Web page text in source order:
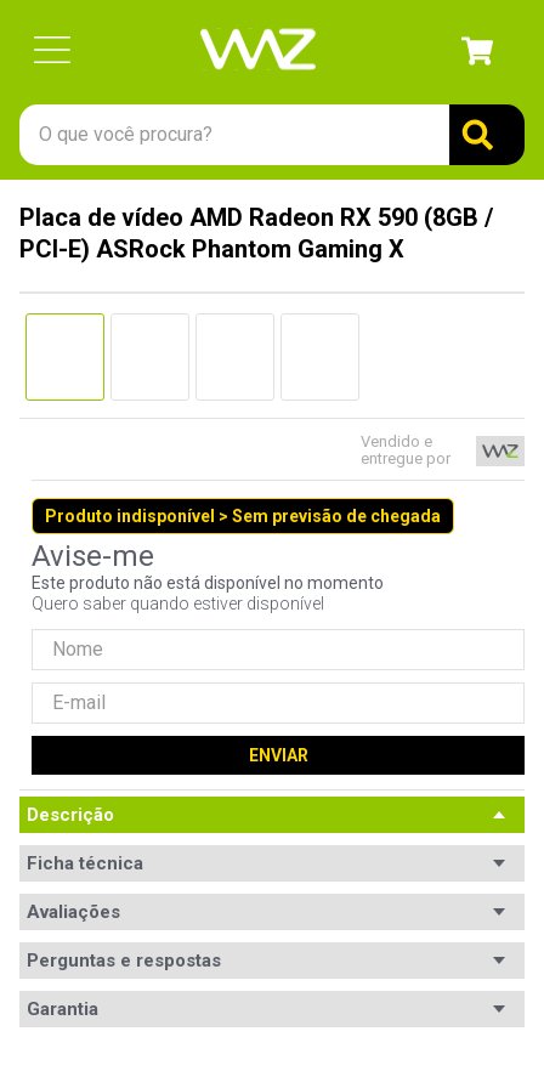
O que você procura?
Placa de vídeo AMD Radeon RX 590 (8GB /
PCI-E) ASRock Phantom Gaming X
Vendido e
entregue por
Produto indisponível > Sem previsão de chegada
Este produto não está disponível no momento
Quero saber quando estiver disponível
ENVIAR
Descrição
Ficha técnica
Fabricante
(GPU)
Especificações
(GPU)
- Clock base: 1.560MHz
- Boost Clock: 1.591 Mhz
Avaliações
Avaliações
Perguntas e respostas
Garantia
1
gabinete
3º
teclado
5º
openbox
7º
fractal
8º
hd
controle
10º jonsbo